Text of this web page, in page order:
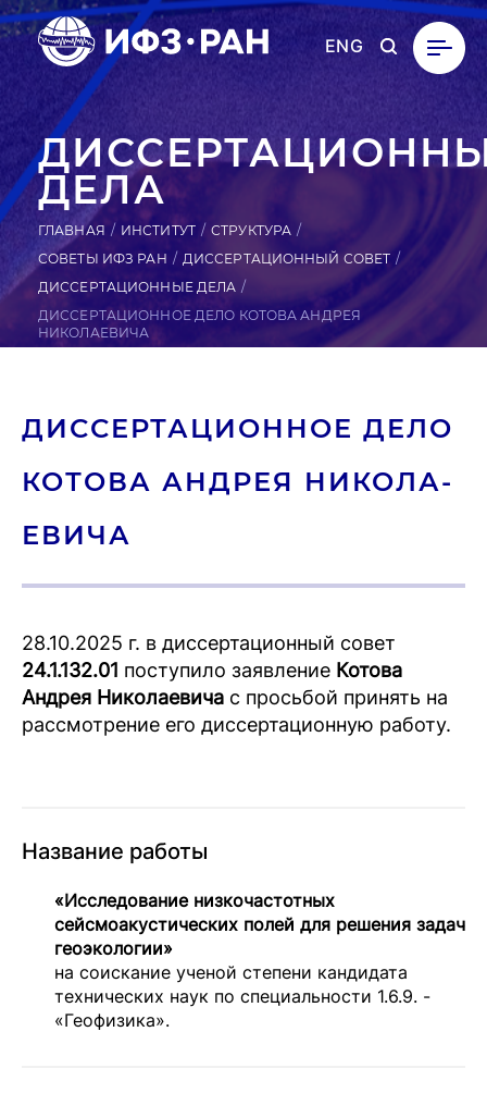
ENG
ДЕЛА
ГЛАВНАЯ ИНСТИТУТ
СТРУКТУРА
СОВЕТЫ ИФЗ РАН
ДИССЕРТАЦИОННЫЙ СОВЕТ
ДИССЕРТАЦИОННЫЕ ДЕЛА
ДИССЕРТАЦИОННОЕ ДЕЛО КОТОВА АНДРЕЯ
НИКОЛАЕВИЧА
ДИС­СЕРТА­ЦИ­ОН­НОЕ ДЕЛО
КОТОВА АНДРЕЯ НИ­КОЛА­
ЕВИ­ЧА
28.10.2025 г. в диссертационный совет
24.1.132.01 поступило заявление Котова
Андрея Николаевича с просьбой принять на
рассмотрение его диссертационную работу.
Название работы
«Исследование низкочастотных
сейсмоакустических полей для решения задач
геоэкологии»
на соискание ученой степени кандидата
технических наук по специальности 1.6.9. -
«Геофизика».